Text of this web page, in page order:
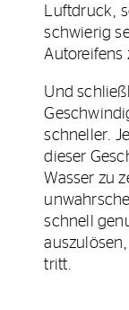
Luftdruck,
schwierig
Autoreifens
Und
schneller.
dieser
Wasser zu
schnell
tritt.